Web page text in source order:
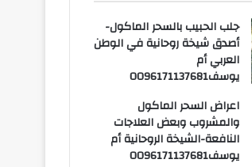
جلب الحبيب بالسحر الماكول-
أصدق شيخة روحانية في الوطن
العربي أم
يوسف0096171137681
اعراض السحر الماكول
والمشروب وبعض العلاجات
النافعة-الشيخة الروحانية أم
يوسف0096171137681